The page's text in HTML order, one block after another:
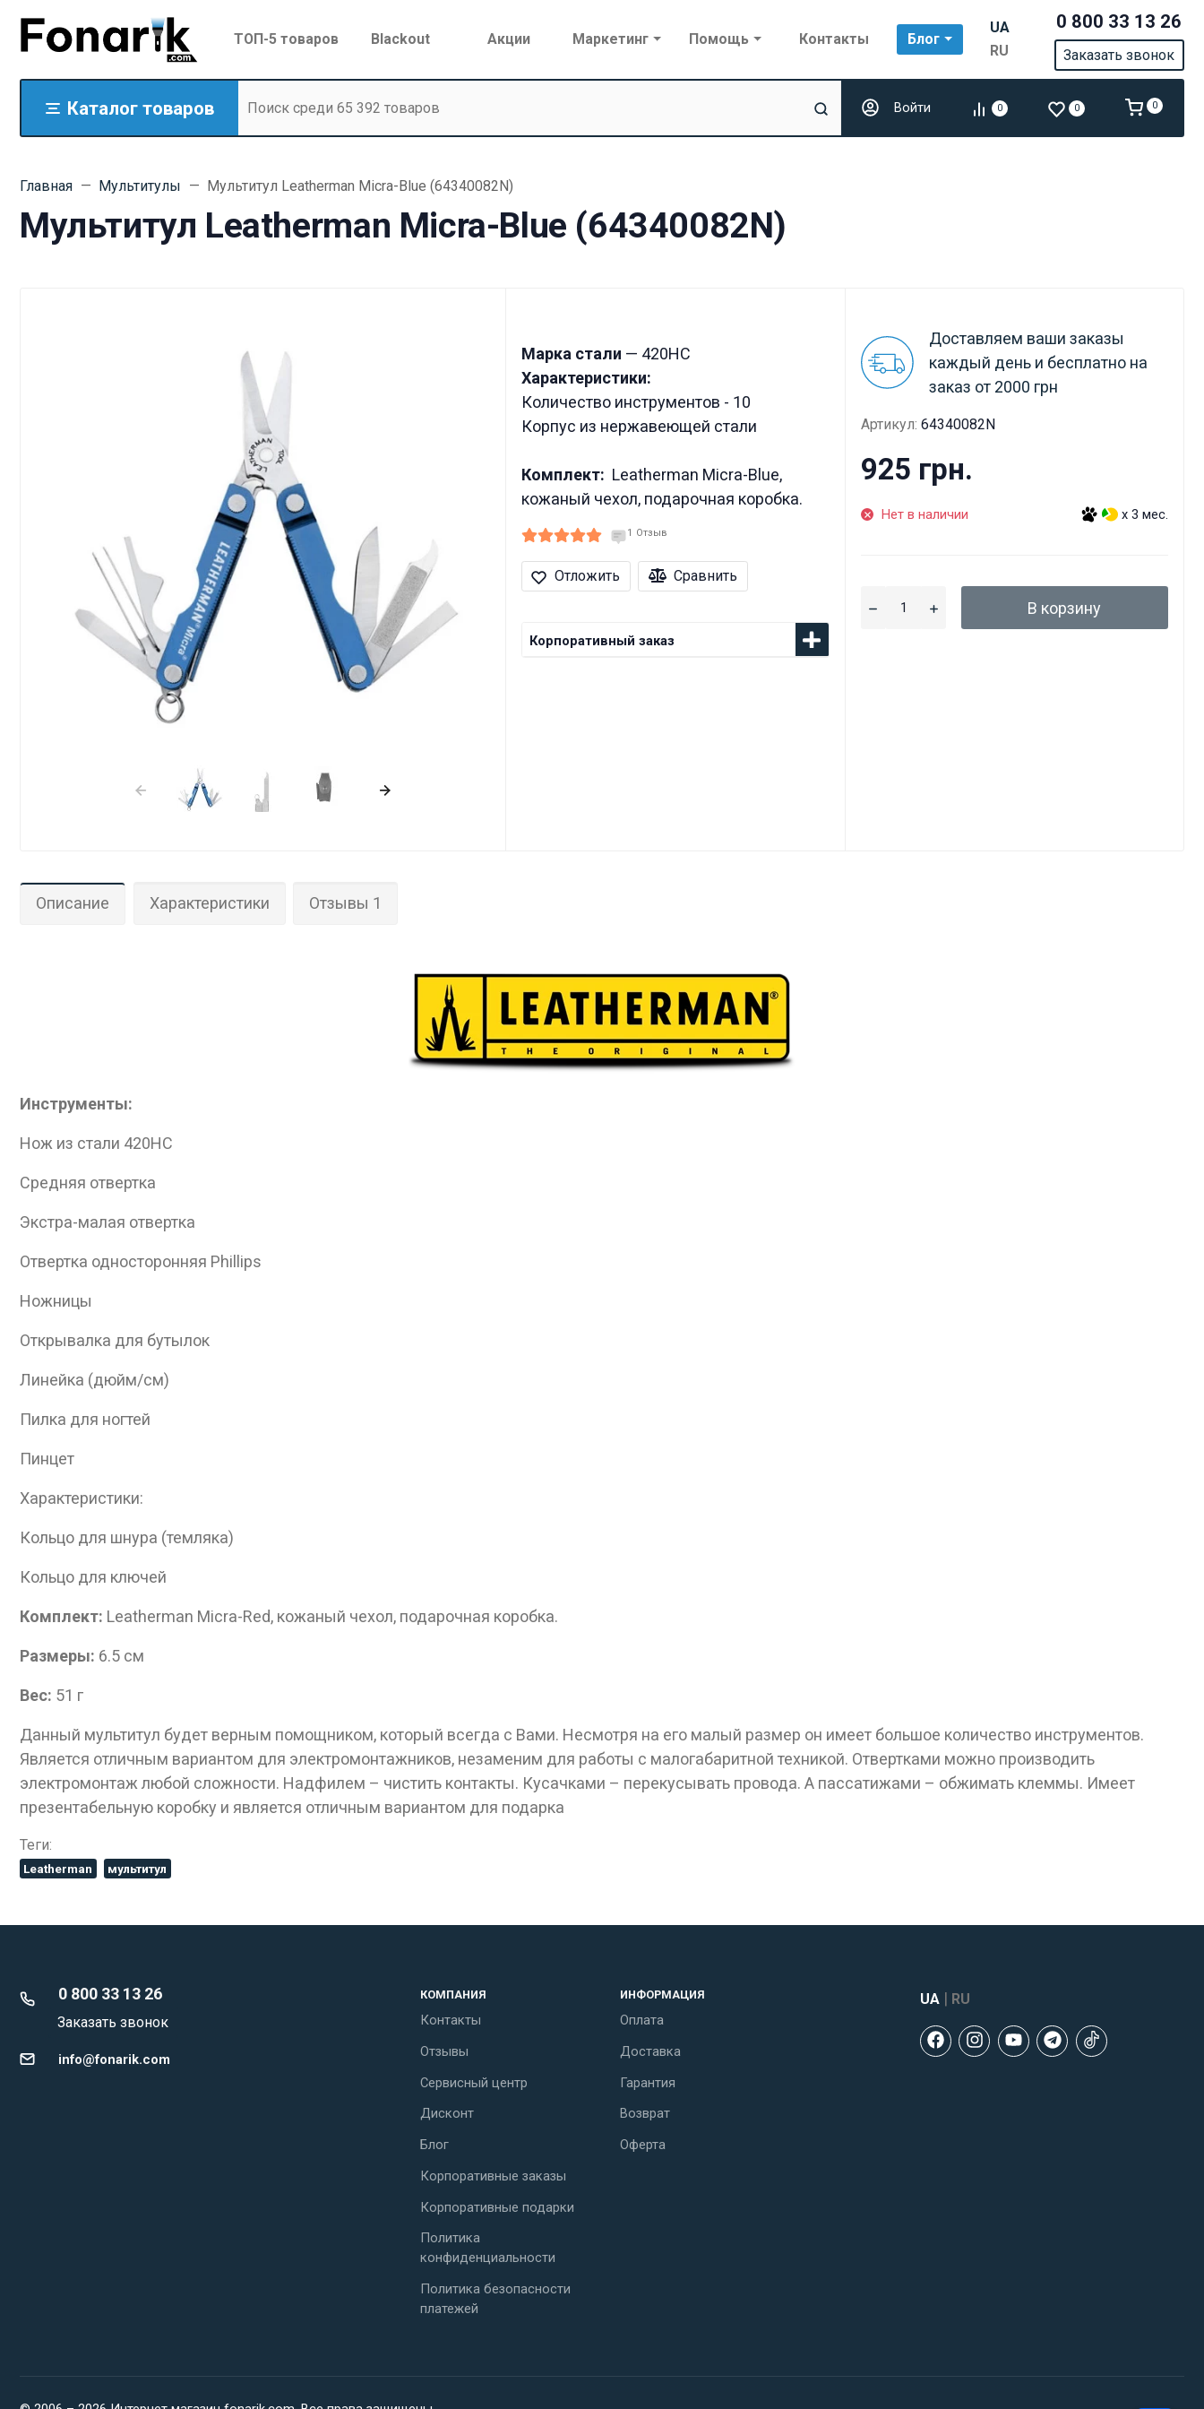
ТОП-5 товаров Blackout Акции Маркетинг Помощь Контакты Блог
UA
RU
0 800 33 13 26
Заказать звонок
Каталог товаров Войти 0 0 0
Главная Мультитулы Мультитул Leatherman Micra-Blue (64340082N)
Мультитул Leatherman Micra-Blue (64340082N)
Марка стали — 420HC
Характеристики:
Количество инструментов - 10
Корпус из нержавеющей стали
Комплект: Leatherman Micra-Blue,
кожаный чехол, подарочная коробка.
1 Отзыв
Отложить Сравнить
Корпоративный заказ
Доставляем ваши заказы
каждый день и бесплатно на
заказ от 2000 грн
Артикул: 64340082N
925 грн.
Нет в наличии x 3 мес.
В корзину
Описание Характеристики Отзывы 1
Инструменты:
Нож из стали 420HC
Средняя отвертка
Экстра-малая отвертка
Отвертка односторонняя Phillips
Ножницы
Открывалка для бутылок
Линейка (дюйм/см)
Пилка для ногтей
Пинцет
Характеристики:
Кольцо для шнура (темляка)
Кольцо для ключей
Комплект: Leatherman Micra-Red, кожаный чехол, подарочная коробка.
Размеры: 6.5 см
Вес: 51 г
Данный мультитул будет верным помощником, который всегда с Вами. Несмотря на его малый размер он имеет большое количество инструментов.
Является отличным вариантом для электромонтажников, незаменим для работы с малогабаритной техникой. Отвертками можно производить
электромонтаж любой сложности. Надфилем – чистить контакты. Кусачками – перекусывать провода. А пассатижами – обжимать клеммы. Имеет
презентабельную коробку и является отличным вариантом для подарка
Теги:
Leatherman мультитул
0 800 33 13 26
Заказать звонок
info@fonarik.com
КОМПАНИЯ
Контакты
Отзывы
Сервисный центр
Дисконт
Блог
Корпоративные заказы
Корпоративные подарки
Политика
конфиденциальности
Политика безопасности
платежей
ИНФОРМАЦИЯ
Оплата
Доставка
Гарантия
Возврат
Оферта
UA | RU